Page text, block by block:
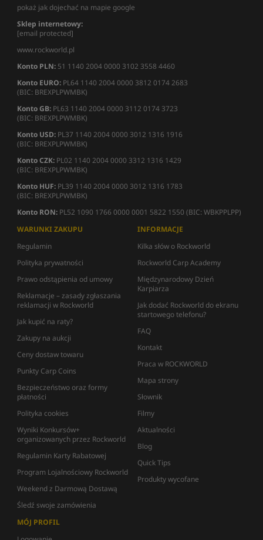
pokaż jak dojechać na mapie google
Sklep internetowy:
[email protected]
www.rockworld.pl
Konto PLN: 51 1140 2004 0000 3102 3558 4460
Konto EURO: PL64 1140 2004 0000 3812 0174 2683
(BIC: BREXPLPWMBK)
Konto GB: PL63 1140 2004 0000 3112 0174 3723
(BIC: BREXPLPWMBK)
Konto USD: PL37 1140 2004 0000 3012 1316 1916
(BIC: BREXPLPWMBK)
Konto CZK: PL02 1140 2004 0000 3312 1316 1429
(BIC: BREXPLPWMBK)
Konto HUF: PL39 1140 2004 0000 3012 1316 1783
(BIC: BREXPLPWMBK)
Konto RON: PL52 1090 1766 0000 0001 5822 1550 (BIC: WBKPPLPP)
WARUNKI ZAKUPU
Regulamin
Polityka prywatności
Prawo odstąpienia od umowy
Reklamacje – zasady zgłaszania
reklamacji w Rockworld
Jak kupić na raty?
Zakupy na aukcji
Ceny dostaw towaru
Punkty Carp Coins
Bezpieczeństwo oraz formy
płatności
Polityka cookies
Wyniki Konkursów+
organizowanych przez Rockworld
Regulamin Karty Rabatowej
Program Lojalnościowy Rockworld
Weekend z Darmową Dostawą
Śledź swoje zamówienia
INFORMACJE
Kilka słów o Rockworld
Rockworld Carp Academy
Międzynarodowy Dzień
Karpiarza
Jak dodać Rockworld do ekranu
startowego telefonu?
FAQ
Kontakt
Praca w ROCKWORLD
Mapa strony
Słownik
Filmy
Aktualności
Blog
Quick Tips
Produkty wycofane
MÓJ PROFIL